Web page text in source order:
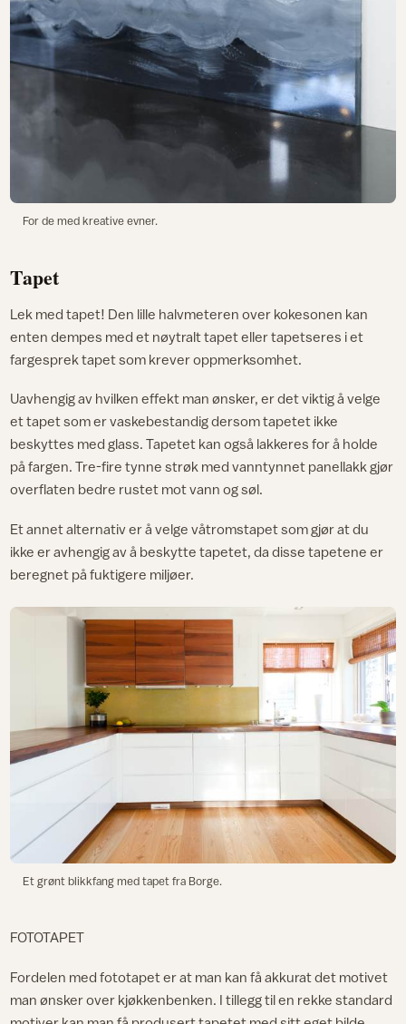
For de med kreative evner.
Tapet
Lek med tapet! Den lille halvmeteren over kokesonen kan
enten dempes med et nøytralt tapet eller tapetseres i et
fargesprek tapet som krever oppmerksomhet.
Uavhengig av hvilken effekt man ønsker, er det viktig å velge
et tapet som er vaskebestandig dersom tapetet ikke
beskyttes med glass. Tapetet kan også lakkeres for å holde
på fargen. Tre-fire tynne strøk med vanntynnet panellakk gjør
overflaten bedre rustet mot vann og søl.
Et annet alternativ er å velge våtromstapet som gjør at du
ikke er avhengig av å beskytte tapetet, da disse tapetene er
beregnet på fuktigere miljøer.
Et grønt blikkfang med tapet fra Borge.
FOTOTAPET
Fordelen med fototapet er at man kan få akkurat det motivet
man ønsker over kjøkkenbenken. I tillegg til en rekke standard